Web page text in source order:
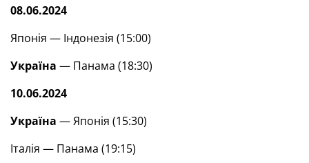
08.06.2024
Японія — Індонезія (15:00)
Україна — Панама (18:30)
10.06.2024
Україна — Японія (15:30)
Італія — Панама (19:15)